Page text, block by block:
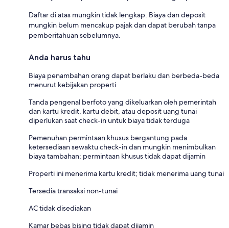
Daftar di atas mungkin tidak lengkap. Biaya dan deposit
mungkin belum mencakup pajak dan dapat berubah tanpa
pemberitahuan sebelumnya.
Anda harus tahu
Biaya penambahan orang dapat berlaku dan berbeda-beda
menurut kebijakan properti
Tanda pengenal berfoto yang dikeluarkan oleh pemerintah
dan kartu kredit, kartu debit, atau deposit uang tunai
diperlukan saat check-in untuk biaya tidak terduga
Pemenuhan permintaan khusus bergantung pada
ketersediaan sewaktu check-in dan mungkin menimbulkan
biaya tambahan; permintaan khusus tidak dapat dijamin
Properti ini menerima kartu kredit; tidak menerima uang tunai
Tersedia transaksi non-tunai
AC tidak disediakan
Kamar bebas bising tidak dapat dijamin